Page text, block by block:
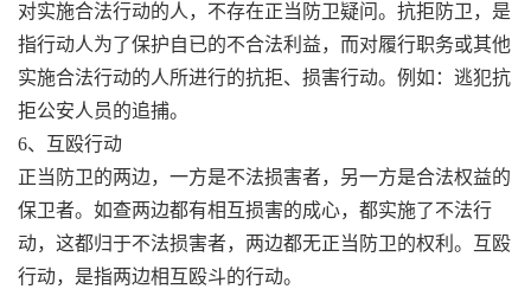
对实施合法行动的人，不存在正当防卫疑问。抗拒防卫，是
指行动人为了保护自已的不合法利益，而对履行职务或其他
实施合法行动的人所进行的抗拒、损害行动。例如：逃犯抗
拒公安人员的追捕。
6、互殴行动
正当防卫的两边，一方是不法损害者，另一方是合法权益的
保卫者。如查两边都有相互损害的成心，都实施了不法行
动，这都归于不法损害者，两边都无正当防卫的权利。互殴
行动，是指两边相互殴斗的行动。